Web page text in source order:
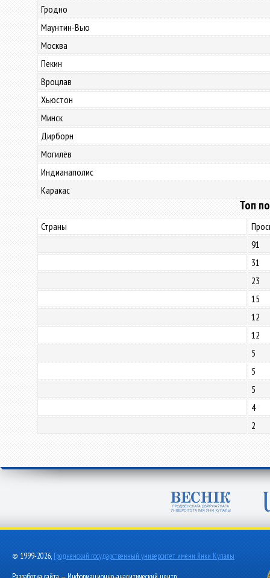
Гродно
Маунтин-Вью
Москва
Пекин
Вроцлав
Хьюстон
Минск
Дирборн
Могилёв
Индианаполис
Каракас
Топ
Страны
91
31
23
15
12
12
5
5
5
4
2
© 1999-2026, Гродненский государственный университет имени Янки Купалы